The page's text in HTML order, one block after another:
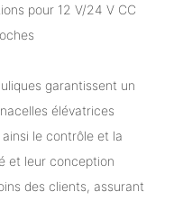
pour 12 V/24 V CC
garantissent un
élévatrices
le contrôle et la
et leur conception
des clients, assurant